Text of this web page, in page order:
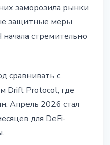
заморозила рынки
защитные меры
начала стремительно
сравнивать с
Drift Protocol, где
Апрель 2026 стал
для DeFi-